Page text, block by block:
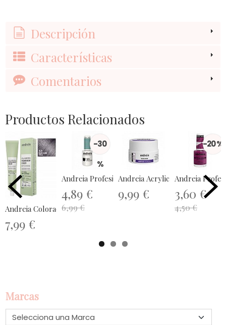
Marcas
Descripción
Características
Comentarios
Productos Relacionados
Andreia Coloración Permanente Sin...
7,99 €
-30
%
Andreia Profesional Gel Polish...
4,89 €
6,99 €
Andreia Acrylic Powder Soft
9,99 €
-20 %
Andreia
3,60 €
4,50 €